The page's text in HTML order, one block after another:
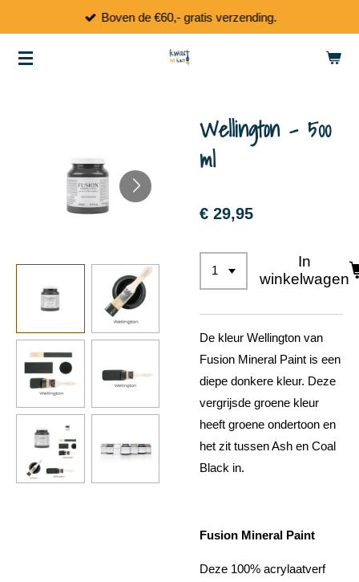
naar
Boven de €60,- gratis verzending.
Wellington - 500
ml
€ 29,95
In
winkelwagen
De kleur Wellington van
Fusion Mineral Paint is een
diepe donkere kleur. Deze
vergrijsde groene kleur
heeft groene ondertoon en
het zit tussen Ash en Coal
Black in.
Fusion Mineral Paint
Deze 100% acrylaatverf